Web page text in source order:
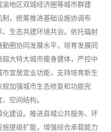
地区双城经济圈等城市群建
，统筹推进基础设施协调布
生态共建环境共治。依托辐射
圈协同发展水平，培育发展同
大特大城市瘦身健体，严控中
宜居宜业功能，支持培育新生
加强城市生态修复和功能完
空间结构。
建设。推进县城公共服务、环
提级扩能，增强综合承载能力